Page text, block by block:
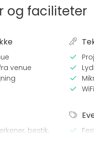
og faciliteter
venue
WiFi
bestik,